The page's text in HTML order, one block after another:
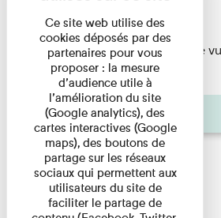
Saison 2026
urg Senlis, France La cathédrale
Saint-Hamburg Senlis, ...
Pages
Ce site web utilise des
cookies déposés par des
partenaires pour vous
proposer : la mesure
d’audience utile à
l’amélioration du site
(Google analytics), des
cartes interactives (Google
maps), des boutons de
partage sur les réseaux
sociaux qui permettent aux
utilisateurs du site de
faciliter le partage de